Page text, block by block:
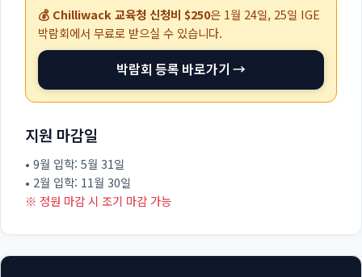
💰 Chilliwack 교육청 신청비 $250은 1월 24일, 25일 IGE
박람회에서 무료로 받으실 수 있습니다.
박람회 등록 바로가기 →
지원 마감일
• 9월 입학: 5월 31일
• 2월 입학: 11월 30일
※ 정원 마감 시 조기 마감 가능